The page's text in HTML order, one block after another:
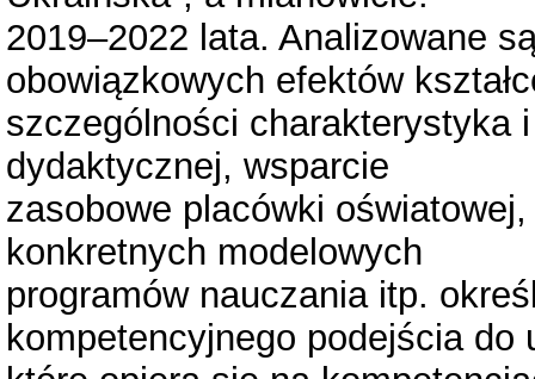
2019–2022 lata. Analizowane
obowiązkowych efektów
szczególności charakterystyka
dydaktycznej, wsparcie
zasobowe placówki
konkretnych modelowych
programów nauczania itp.
kompetencyjnego podejścia do